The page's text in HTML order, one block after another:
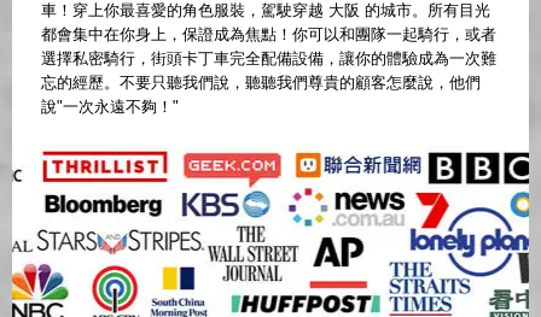
車！穿上你最喜愛的角色服裝，駕駛穿越 大阪 的城市。所有目光
都會集中在你身上，保證成為焦點！你可以和團隊一起騎行，或者
選擇私密騎行，街頭卡丁車完全配備設備，讓你的體驗成為一次難
忘的經歷。不要只聽我們說，聽聽我們尊貴的顧客怎麼說，他們
說"一次永遠不夠！"